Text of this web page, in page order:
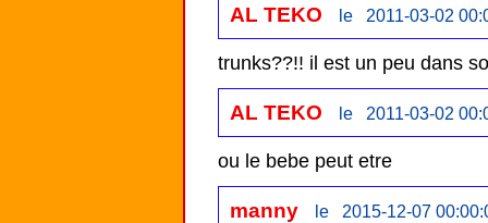
AL TEKO le 2011-03-02
trunks??!! il est un peu dans
AL TEKO le 2011-03-02
ou le bebe peut etre
manny le 2015-12-07